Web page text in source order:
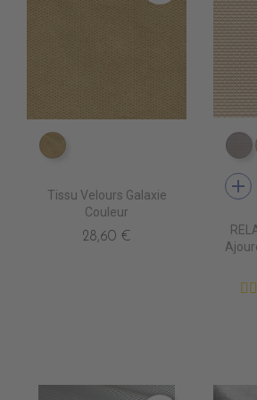
ES1811 ECALIN
Tissu Velours Galaxie
Couleur
28,60 €
add